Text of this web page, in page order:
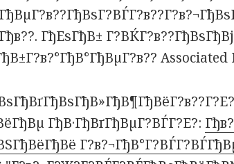
ГђЕѕГђВ±
Associated
ГђВ·ГђВґГђВµГ?ВЃГ?Е?: